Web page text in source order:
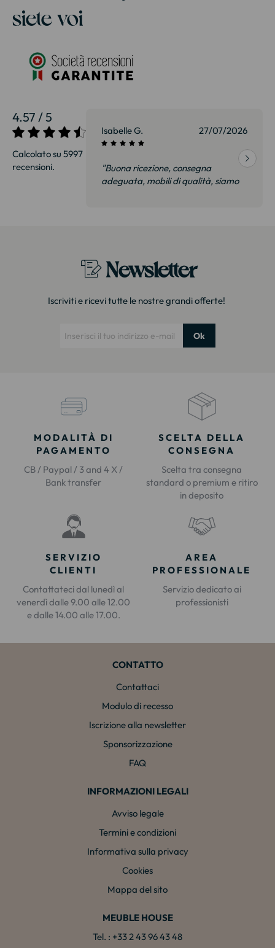
siete voi
4.57 / 5
Calcolato su 5997
recensioni.
01/07/2026
visto
Isabelle G. 27/07/2026
"Buona ricezione, consegna
adeguata, mobili di qualità, siamo
Newsletter
Iscriviti e ricevi tutte le nostre grandi offerte!
Ok
MODALITÀ DI
PAGAMENTO
CB / Paypal / 3 and 4 X /
Bank transfer
SCELTA DELLA
CONSEGNA
Scelta tra consegna
standard o premium e ritiro
in deposito
SERVIZIO
CLIENTI
Contattateci dal lunedì al
venerdì dalle 9.00 alle 12.00
e dalle 14.00 alle 17.00.
AREA
PROFESSIONALE
Servizio dedicato ai
professionisti
CONTATTO
Contattaci
Modulo di recesso
Iscrizione alla newsletter
Sponsorizzazione
FAQ
INFORMAZIONI LEGALI
Avviso legale
Termini e condizioni
Informativa sulla privacy
Cookies
Mappa del sito
MEUBLE HOUSE
Tel. : +33 2 43 96 43 48